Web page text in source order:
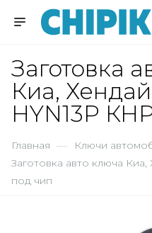
Заготовка
Киа, Хендай
HYN13P
Главная — Ключи
Заготовка авто ключа
под чип